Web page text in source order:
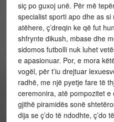
siç po guxoj unë. Për më
specialist sporti apo dhe as si
atëhere, ç’dreqin ke që fut
shfrynte dikush, mbase dhe
sidomos futbolli nuk luhet
e apasionuar. Por, e mora
vogël, për t’iu drejtuar
radhë, me një pyetje fare të
ceremonira, atë pompozitet
gjithë piramidës sonë
dija se ç’do të ndodhte, ç’do